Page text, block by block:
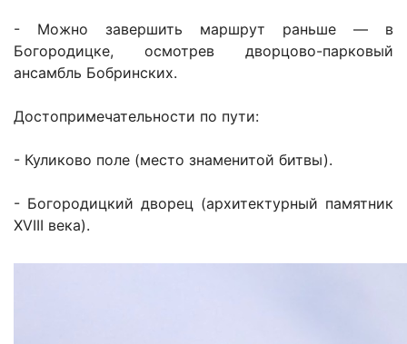
- Можно завершить маршрут раньше — в
Богородицке, осмотрев дворцово-парковый
ансамбль Бобринских.
Достопримечательности по пути:
- Куликово поле (место знаменитой битвы).
- Богородицкий дворец (архитектурный памятник
XVIII века).